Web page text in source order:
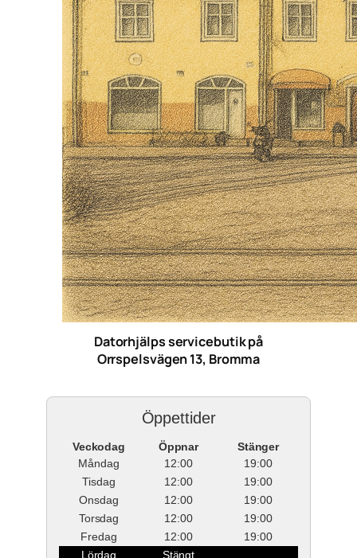
Datorhjälps servicebutik på
Orrspelsvägen 13, Bromma
Öppettider
Veckodag Öppnar
Stänger
Måndag
12:00
19:00
Tisdag
12:00
19:00
Onsdag
12:00
19:00
Torsdag
12:00
19:00
Fredag
12:00
19:00
Lördag
Stängt